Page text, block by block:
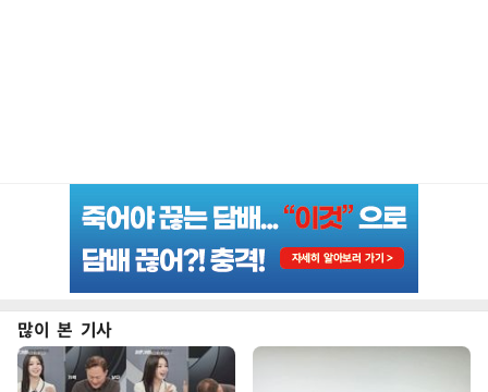
많이 본 기사